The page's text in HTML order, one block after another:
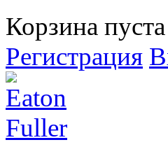
Корзина пуста
Регистрация